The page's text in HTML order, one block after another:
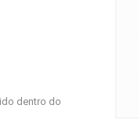
dentro do